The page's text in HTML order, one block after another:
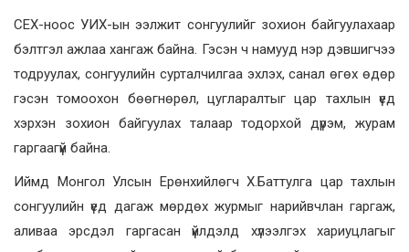
СЕХ-ноос УИХ-ын ээлжит сонгуулийг зохион байгуулахаар
бэлтгэл ажлаа хангаж байна. Гэсэн ч намууд нэр дэвшигчээ
тодруулах, сонгуулийн сурталчилгаа эхлэх, санал өгөх өдөр
гэсэн томоохон бөөгнөрөл, цугларалтыг цар тахлын үед
хэрхэн зохион байгуулах талаар тодорхой дүрэм, журам
гаргаагүй байна.
Иймд Монгол Улсын Ерөнхийлөгч Х.Баттулга цар тахлын
сонгуулийн үед дагаж мөрдөх журмыг нарийвчлан гаргаж,
аливаа эрсдэл гаргасан үйлдэлд хүлээлгэх хариуцлагыг